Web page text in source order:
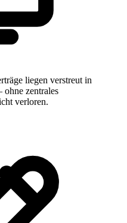
liegen verstreut in
zentrales
verloren.